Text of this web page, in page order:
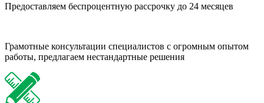
Предоставляем беспроцентную рассрочку до 24 месяцев
Грамотные консультации специалистов с огромным опытом
работы, предлагаем нестандартные решения